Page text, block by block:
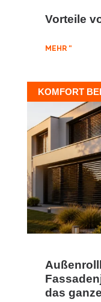
Vorteile
MEHR "
KOMFORT
das